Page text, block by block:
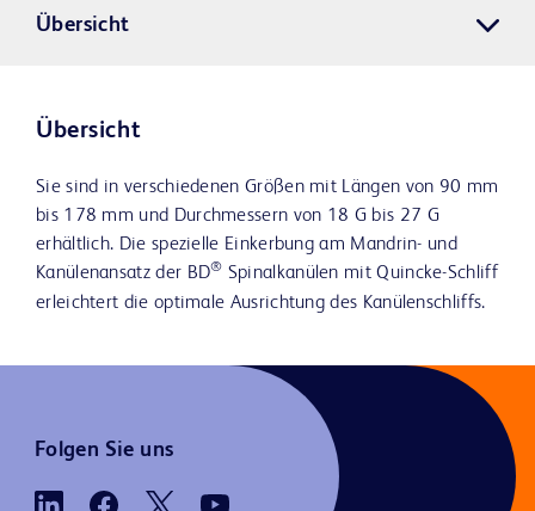
Übersicht
Übersicht
Sie sind in verschiedenen Größen mit Längen von 90 mm
bis 178 mm und Durchmessern von 18 G bis 27 G
erhältlich. Die spezielle Einkerbung am Mandrin- und
Kanülenansatz der BD® Spinalkanülen mit Quincke-Schliff
erleichtert die optimale Ausrichtung des Kanülenschliffs.
Folgen Sie uns